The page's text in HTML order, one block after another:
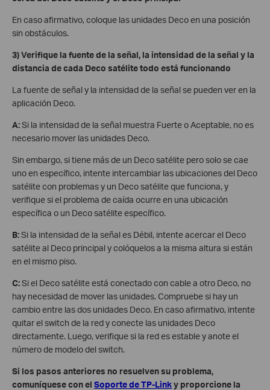
En caso afirmativo, coloque las unidades Deco en una posición
sin obstáculos.
3) Verifique la fuente de la señal, la intensidad de la señal y la
distancia de cada Deco satélite todo está funcionando
La fuente de señal y la intensidad de la señal se pueden ver en la
aplicación Deco.
A:Si la intensidad de la señal muestra Fuerte o Aceptable, no es
necesario mover las unidades Deco.
Sin embargo, si tiene más de un Deco satélite pero solo se cae
uno en específico, intente intercambiar las ubicaciones del Deco
satélite con problemas y un Deco satélite que funciona, y
verifique si el problema de caída ocurre en una ubicación
específica o un Deco satélite específico.
B:Si la intensidad de la señal es Débil, intente acercar el Deco
satélite al Deco principal y colóquelos a la misma altura si están
en el mismo piso.
C:Si el Deco satélite está conectado con cable a otro Deco, no
hay necesidad de mover las unidades. Compruebe si hay un
cambio entre las dos unidades Deco. En caso afirmativo, intente
quitar el switch de la red y conecte las unidades Deco
directamente. Luego, verifique si la red es estable y anote el
número de modelo del switch.
Si los pasos anteriores no resuelven su problema,
comuníquese con el Soporte de TP-Linky proporcione la